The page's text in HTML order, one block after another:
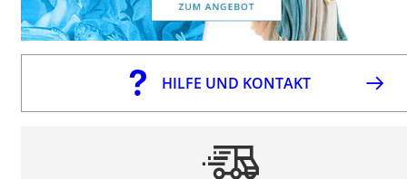
HILFE UND KONTAKT